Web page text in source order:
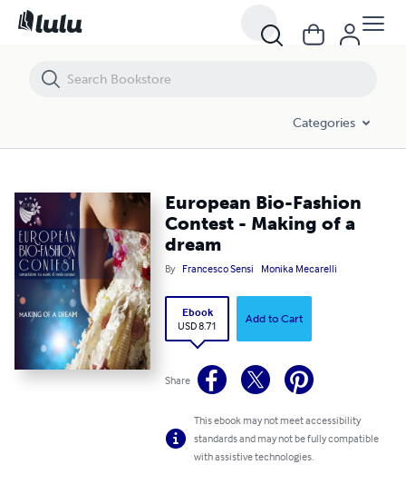
Categories
European Bio-Fashion
Contest - Making of a
dream
By Francesco Sensi Monika Mecarelli
Ebook
USD 8.71
Add to Cart
Share
This ebook may not meet accessibility
standards and may not be fully compatible
with assistive technologies.
European Bio-Fashion Contest - Making of a dream